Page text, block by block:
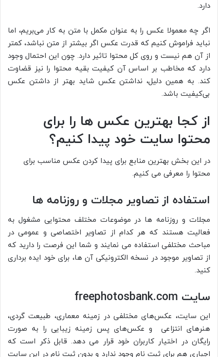
دارد.
اگر چه معمولا عکس را به عنوان مکمل با متن به کار می‌بریم، اما
نباید فراموش کنیم که قدرت عکس اگر بیشتر از متن نباشد، کمتر
از آن هم نیست و روی کل محتوا تاثیر دارد. چون این احتمال وجود
دارد که مخاطب بر اساس آن کیفیت بقیه محتوا را نیز قضاوت
کند. به همین دلیل، نداشتن عکس شاید بهتر از داشتن عکس
بی‌کیفیت باشد.
از کجا بهترین عکس ها را برای
محتوا سایت خود پیدا کنیم؟
در این بخش بهترین منابع برای پیدا کردن عکس مناسب برای
محتوا را معرفی می کنیم.
استفاده از تصاویر مجلات و روزنامه ها
مجلات و روزنامه ها در موضوعات مختلف محتوایی مشغول به
فعالیت هستند که هر کدام از تصاویر اختصاصی و عمومی در
مباحث مختلفی استفاده می نمایند و شما این فرصت را دارید که
از تصاویر موجود در نسخه الکترونیکی آن ها، برای خود ایده برداری
کنید.
سایت freephotosbank.com
این سایت، عکس‌های مختلفی در زمینه معماری، طبیعت گردی،
هنر‌های انتزاعی و عکس‌های پس زمینه زیبایی را به صورت
رایگان در اختیار کاربران خود قرار می دهد. قابل ذکر است که
اجباری هم برای ثبت نام وجود ندارد و بدون ثبت نام در این سایت